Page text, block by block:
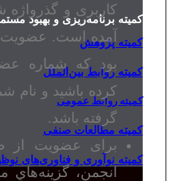
کمیته برنامه‌ریزی و بهبود
کمیته پژوهش
کمیته روابط بین‌الملل
کمیته روابط عمومی
کمیته مطالعات صنفی
کمیته نوآوری و فناوری‌های
کاربری و گذرواژه
آمده است. عضويت
بود كه شماره
كرده باشيد و نام
گرفته باشد.
برای عضویت از
انجمن،